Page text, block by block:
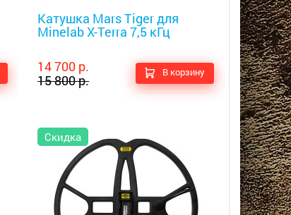
Катушка Mars Tiger для
Minelab X-Terra 7,5 кГц
14 700 р.
15 800 р.
В корзину
Скидка